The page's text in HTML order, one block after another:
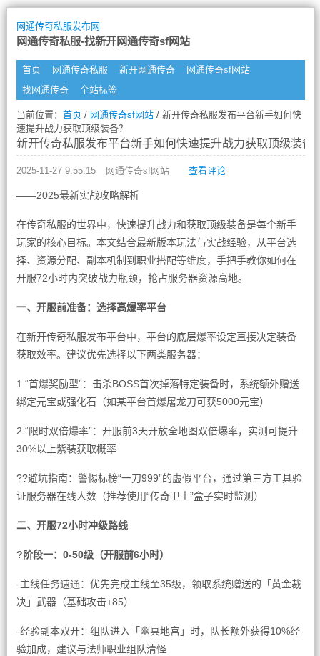
网通传奇私服发布网
网通传奇私服-找新开网通传奇sf网站
首页 网通传奇私服 新开网通传奇
网通传奇sf网站
找网通传奇
全站标签
当前位置： 首页/ 网通传奇sf网站/ 新开传奇私服发布平台新手如何快
速提升战力获取顶级装备？
新开传奇私服发布平台新手如何快速提升战力获取顶级装备
2025-11-27 9:55:15 网通传奇sf网站 查看评论
——2025最新实战攻略解析
在传奇私服的世界中，快速提升战力和获取顶级装备是每个新手
玩家的核心目标。本文结合最新版本玩法与实战经验，从平台选
择、资源分配、副本机制到职业搭配等维度，手把手教你如何在
开服72小时内突破战力瓶颈，抢占服务器资源高地。
一、开服前准备：选择高爆率平台
在新开传奇私服发布平台中，平台的底层爆率设定直接决定装备
获取效率。建议优先选择以下两类服务器：
1.“首爆奖励型”：击杀BOSS首次掉落特定装备时，系统额外赠送
绑定元宝或强化石（如某平台首爆屠龙刀可获5000元宝）
2.“限时双倍爆率”：开服前3天开放全地图双倍爆率，实测可提升
30%以上紫装获取概率
??避坑指南：警惕标榜“一刀999”的虚假平台，通过第三方工具验
证服务器在线人数（推荐使用“传奇卫士”盒子实时监测）
二、开服72小时冲级路线
?阶段一：0-50级（开服前6小时）
-主线任务速通：优先完成主线至35级，领取系统赠送的「黄金裁
决」武器（基础攻击+85）
-经验副本双开：组队进入「幽冥地宫」时，队长额外获得10%经
验加成，建议与法师职业组队清怪